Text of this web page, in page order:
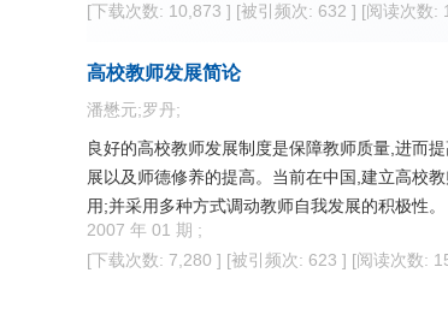
[下载次数: 10,873 ] [被引频次: 632 ] [阅读次数:
高校教师发展简论
潘懋元;罗丹;
良好的高校教师发展制度是保障教师质量,进而
展以及师德修养的提高。当前在中国,建立高校
用;并采用多种方式调动教师自我发展的积极性。
2007 年 01 期 ;
[下载次数: 7,280 ] [被引频次: 623 ] [阅读次数: